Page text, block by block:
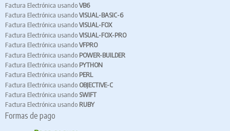
Factura Electrónica usandoVB6
Factura Electrónica usandoVISUAL-BASIC-6
Factura Electrónica usandoVISUAL-FOX
Factura Electrónica usandoVISUAL-FOX-PRO
Factura Electrónica usandoVFPRO
Factura Electrónica usando POWER-BUILDER
Factura Electrónica usando PYTHON
Factura Electrónica usando PERL
Factura Electrónica usando OBJECTIVE-C
Factura Electrónica usando SWIFT
Factura Electrónica usando RUBY
Formas de pago